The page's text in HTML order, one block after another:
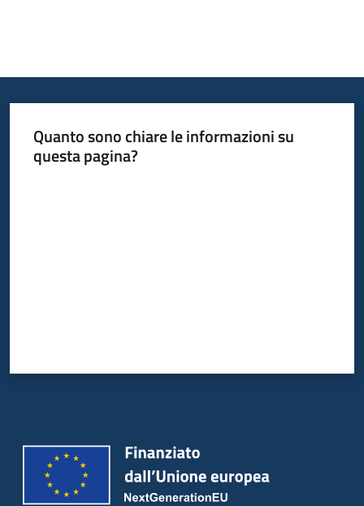
Quanto sono chiare le informazioni su
questa pagina?